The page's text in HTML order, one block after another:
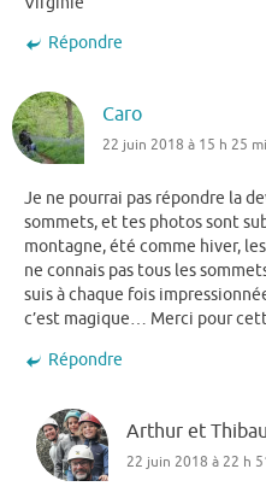
Répondre
Caro
22 juin 2018 à 15 h 25
Je ne pourrai pas répondre la
sommets, et tes photos sont
montagne, été comme hiver,
ne connais pas tous les
suis à chaque fois
c’est magique… Merci pour
Répondre
Arthur et
22 juin 2018 à 22 h